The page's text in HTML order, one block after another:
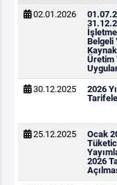
DUYURULAR
BT HİZMET
02.01.2026
Belgeli
Üretim
30.12.2025
2026
25.12.2025
Ocak
2026